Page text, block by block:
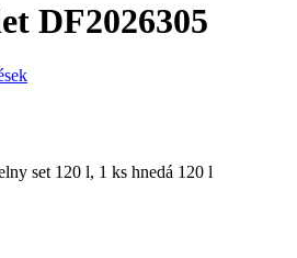
DF2026305
set 120 l, 1 ks hnedá 120 l